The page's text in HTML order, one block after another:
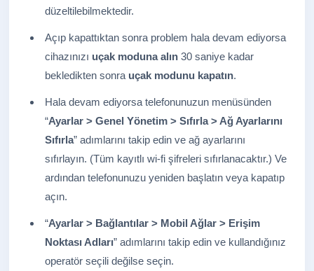
düzeltilebilmektedir.
Açıp kapattıktan sonra problem hala devam ediyorsa
cihazınızı uçak moduna alın 30 saniye kadar
bekledikten sonra uçak modunu kapatın.
Hala devam ediyorsa telefonunuzun menüsünden
“Ayarlar > Genel Yönetim > Sıfırla > Ağ Ayarlarını
Sıfırla” adımlarını takip edin ve ağ ayarlarını
sıfırlayın. (Tüm kayıtlı wi-fi şifreleri sıfırlanacaktır.) Ve
ardından telefonunuzu yeniden başlatın veya kapatıp
açın.
“Ayarlar > Bağlantılar > Mobil Ağlar > Erişim
Noktası Adları” adımlarını takip edin ve kullandığınız
operatör seçili değilse seçin.